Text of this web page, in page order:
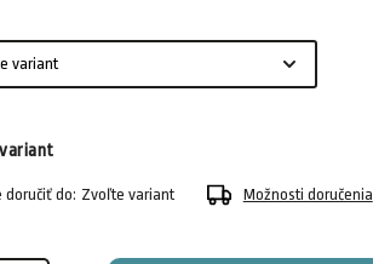
doručiť do: Zvoľte variant Možnosti doručenia